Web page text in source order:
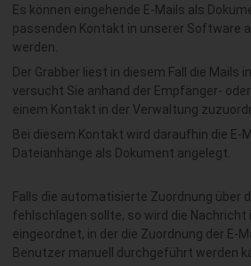
Es können eingehende E-Mails als
passenden Kontakt in unserer Software
werden.
Der Grabber liest in diesem Fall die Mails
versucht Sie anhand der Empfänger-
einem Kontakt in der Verwaltung
Bei diesem Kontakt wird daraufhin die E-
Dateianhänge als Dokument angelegt.
Falls die automatisierte Zuordnung über
fehlschlagen sollte, so wird die Nachricht
eingeordnet, in der die Zuordnung der E-
Benutzer manuell durchgeführt werden